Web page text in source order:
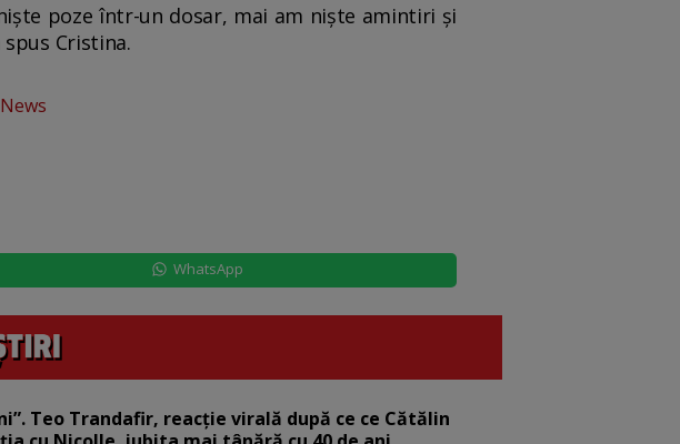
poze într-un dosar, mai am niște amintiri și
Cristina.
WhatsApp
Teo Trandafir, reacție virală după ce ce Cătălin